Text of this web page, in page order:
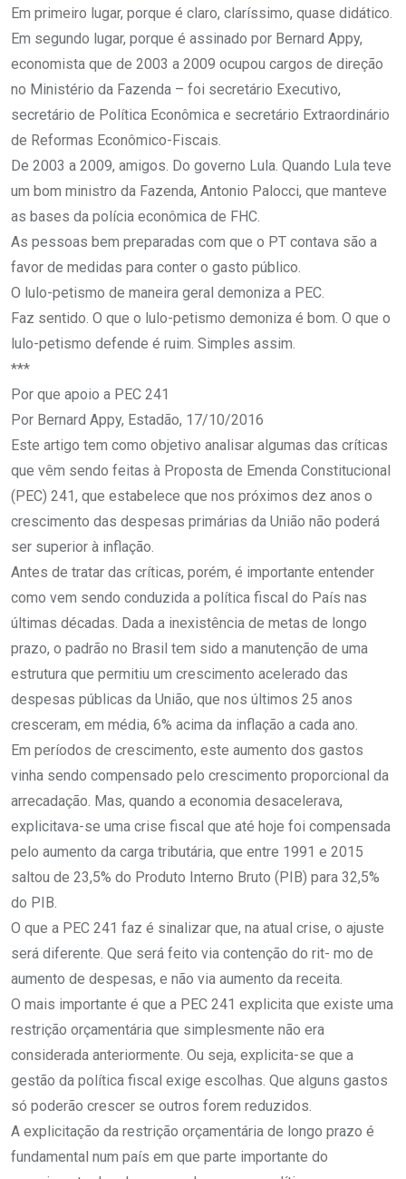
Em primeiro lugar, porque é claro, claríssimo, quase didático.
Em segundo lugar, porque é assinado por Bernard Appy,
economista que de 2003 a 2009 ocupou cargos de direção
no Ministério da Fazenda – foi secretário Executivo,
secretário de Política Econômica e secretário Extraordinário
de Reformas Econômico-Fiscais.
De 2003 a 2009, amigos. Do governo Lula. Quando Lula teve
um bom ministro da Fazenda, Antonio Palocci, que manteve
as bases da polícia econômica de FHC.
As pessoas bem preparadas com que o PT contava são a
favor de medidas para conter o gasto público.
O lulo-petismo de maneira geral demoniza a PEC.
Faz sentido. O que o lulo-petismo demoniza é bom. O que o
lulo-petismo defende é ruim. Simples assim.
***
Por que apoio a PEC 241
Por Bernard Appy, Estadão, 17/10/2016
Este artigo tem como objetivo analisar algumas das críticas
que vêm sendo feitas à Proposta de Emenda Constitucional
(PEC) 241, que estabelece que nos próximos dez anos o
crescimento das despesas primárias da União não poderá
ser superior à inflação.
Antes de tratar das críticas, porém, é importante entender
como vem sendo conduzida a política fiscal do País nas
últimas décadas. Dada a inexistência de metas de longo
prazo, o padrão no Brasil tem sido a manutenção de uma
estrutura que permitiu um crescimento acelerado das
despesas públicas da União, que nos últimos 25 anos
cresceram, em média, 6% acima da inflação a cada ano.
Em períodos de crescimento, este aumento dos gastos
vinha sendo compensado pelo crescimento proporcional da
arrecadação. Mas, quando a economia desacelerava,
explicitava-se uma crise fiscal que até hoje foi compensada
pelo aumento da carga tributária, que entre 1991 e 2015
saltou de 23,5% do Produto Interno Bruto (PIB) para 32,5%
do PIB.
O que a PEC 241 faz é sinalizar que, na atual crise, o ajuste
será diferente. Que será feito via contenção do rit- mo de
aumento de despesas, e não via aumento da receita.
O mais importante é que a PEC 241 explicita que existe uma
restrição orçamentária que simplesmente não era
considerada anteriormente. Ou seja, explicita-se que a
gestão da política fiscal exige escolhas. Que alguns gastos
só poderão crescer se outros forem reduzidos.
A explicitação da restrição orçamentária de longo prazo é
fundamental num país em que parte importante do